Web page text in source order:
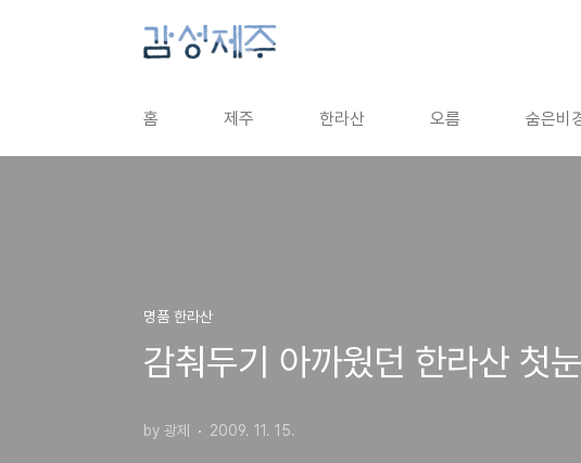
홈 제주 한라산 오름 숨은비
명품 한라산
감춰두기 아까웠던 한라산 첫눈
by 광제 2009. 11. 15.